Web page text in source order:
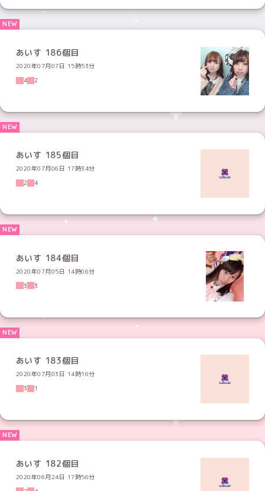
あいす 186個目
2020年07月07日 15時53分
4
2
あいす 185個目
2020年07月06日 17時34分
2
4
あいす 184個目
2020年07月05日 14時06分
3
3
あいす 183個目
2020年07月03日 14時16分
3
1
あいす 182個目
2020年06月24日 17時56分